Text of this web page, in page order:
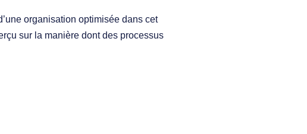
organisation optimisée dans cet
sur la manière dont des processus